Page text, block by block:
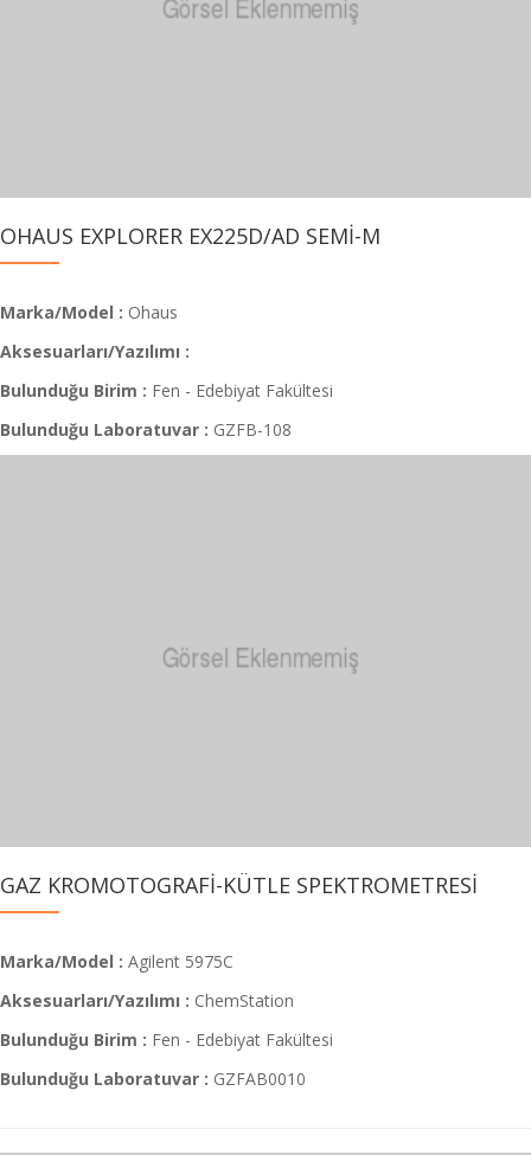
OHAUS EXPLORER EX225D/AD SEMİ-M
Marka/Model : Ohaus
Aksesuarları/Yazılımı :
Bulunduğu Birim : Fen - Edebiyat Fakültesi
Bulunduğu Laboratuvar : GZFB-108
GAZ KROMOTOGRAFİ-KÜTLE SPEKTROMETRESİ
Marka/Model : Agilent 5975C
Aksesuarları/Yazılımı : ChemStation
Bulunduğu Birim : Fen - Edebiyat Fakültesi
Bulunduğu Laboratuvar : GZFAB0010